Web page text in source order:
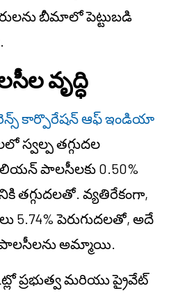
బీమాలో పెట్టుబడి
వృద్ధి
కార్పొరేషన్ ఆఫ్ ఇండియా
స్వల్ప తగ్గుదల
పాలసీలకు 0.50%
తగ్గుదలతో. వ్యతిరేకంగా,
5.74% పెరుగుదలతో, అదే
అమ్మాయి.
ప్రభుత్వ మరియు ప్రైవేట్